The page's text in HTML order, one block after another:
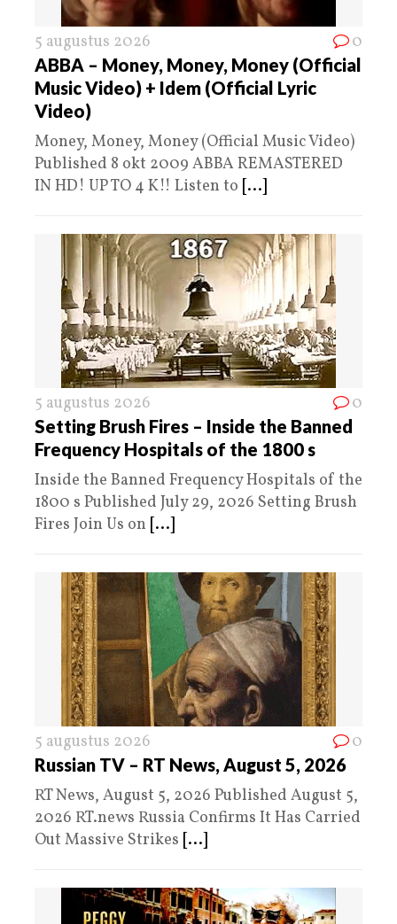
5 augustus 2026 0
ABBA – Money, Money, Money (Official
Music Video) + Idem (Official Lyric
Video)
Money, Money, Money (Official Music Video)
Published 8 okt 2009 ABBA REMASTERED
IN HD! UP TO 4 K!! Listen to [...]
5 augustus 2026 0
Setting Brush Fires – Inside the Banned
Frequency Hospitals of the 1800 s
Inside the Banned Frequency Hospitals of the
1800 s Published July 29, 2026 Setting Brush
Fires Join Us on [...]
5 augustus 2026 0
Russian TV – RT News, August 5, 2026
RT News, August 5, 2026 Published August 5,
2026 RT.news Russia Confirms It Has Carried
Out Massive Strikes [...]